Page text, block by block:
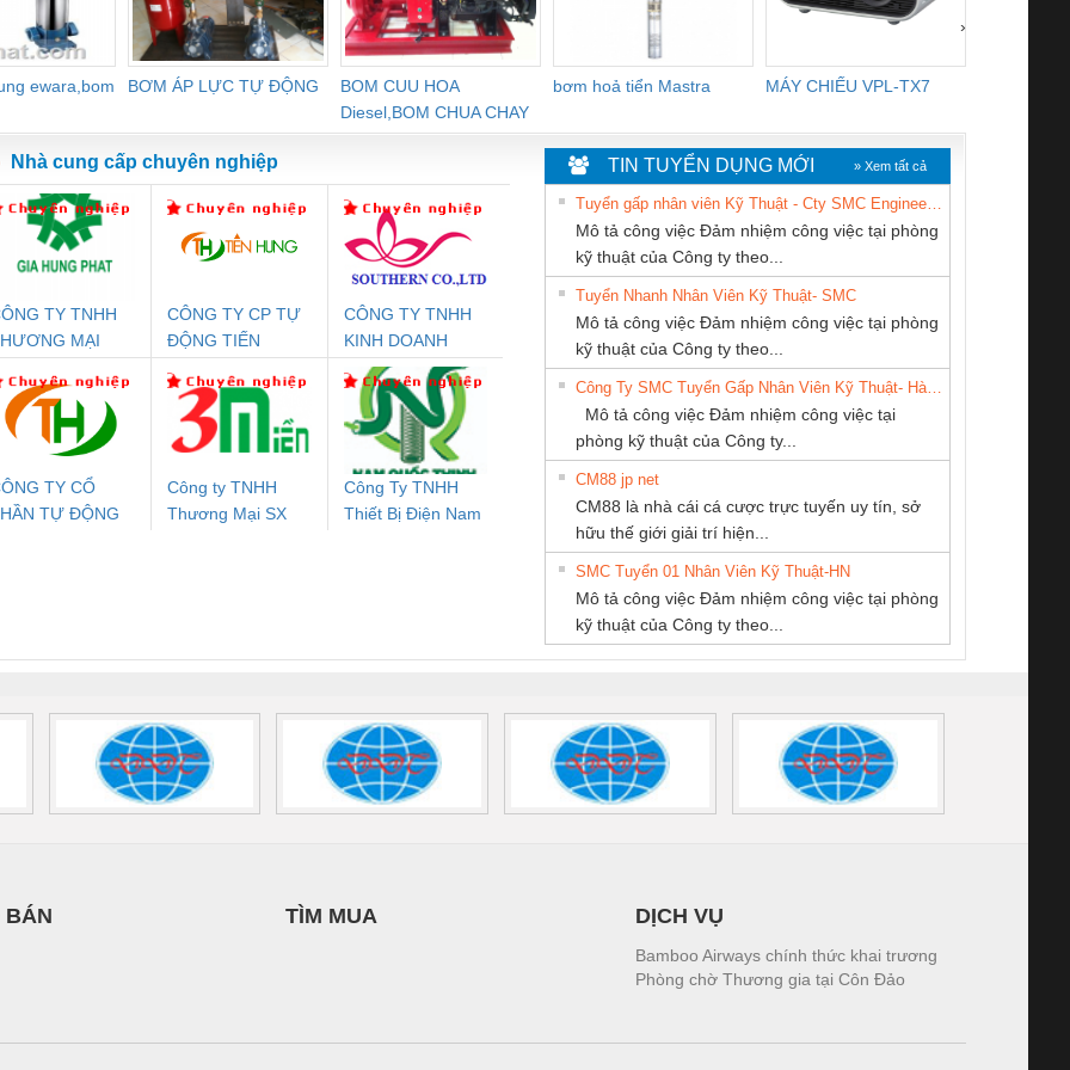
ewara,bom
BƠM ÁP LỰC TỰ ĐỘNG
BOM CUU HOA
Diesel,BOM CHUA CHAY
bơm hoả tiển Mastra MÁY CHIẾU VPL-TX7
›
An Toàn
Contact
1NO-
24DC-SP -
Rơ Le An Toàn
Phoenix Contact
PSR-SCP-
24UC/ESL4/3X1/1X2/B
- 2981059
Điện AC
Mô-đun Ắc Quy UPS
Bộ Lặp Tín Hiệu
PROFIBUS Phoenix
Contact PSI-REP-
PROFIBUS/12MB -
2708863
Rơ Le An Toàn
Phoenix Contact
2986960 – PSR-
SCP-
24DC/FSP/2X1/1X2
Rơ Le An Toàn
Bộ giám sát chuỗi
tấm pin
TRANSCLINIC 16I+
1K5 H (2502520000)
Bộ giám sát chuỗi
tấm pin
TRANSCLINIC 16I+
1K5 L (2433950000)
Bộ giám sát dòng
TRANSCLINIC 16I+
(2008130000)
Bộ chỉnh lưu nguồn
điện TRANSCLINIC
BKE 1K5.4
(7791400879)2. Giá
Nẹp nhôm chống
trơn Đà Nẵng
Nhà cung cấp chuyên nghiệp
TY TNHH
MẠI
ĐIỆN CƠ
GIA HƯNG PHÁT
CÔNG TY CP TỰ
ĐỘNG TIẾN
CÔNG TY TNHH
KINH DOANH
DỊCH VỤ XNK
PHƯƠNG NAM
TY CỔ
TỰ ĐỘNG
Công ty TNHH
Thương Mại SX
Công Ty TNHH
Thiết Bị Điện Nam
CONG TY TNHH
TM-DV DAI DONG
THANH
CÔNG TY TNHH
THƯƠNG MẠI
THIÊN ÂN VIỆT
NAM
CÔNG TY TNHH
NGHIỆP NIHON
SETSUBI VIỆT
NAM
Cty TNHH TM QC
Ba Miền
MEKONG MARINE
SUPPLY
PHẦN DÂY VÀ
TIN TUYỂN DỤNG MỚI » Xem tất cả
Mô tả công việc Đảm nhiệm công việc tại phòng
kỹ thuật của Công ty theo...
Tuyển Nhanh Nhân Viên Kỹ Thuật- SMC
Mô tả công việc Đảm nhiệm công việc tại phòng
kỹ thuật của Công ty theo...
Mô tả công việc Đảm nhiệm công việc tại
phòng kỹ thuật của Công ty...
CM88 jp net
CM88 là nhà cái cá cược trực tuyến uy tín, sở
hữu thế giới giải trí hiện...
SMC Tuyển 01 Nhân Viên Kỹ Thuật-HN
Mô tả công việc Đảm nhiệm công việc tại phòng
kỹ thuật của Công ty theo...
BÁN TÌM MUA DỊCH VỤ
Bamboo Airways chính thức khai trương
Phòng chờ Thương gia tại Côn Đảo